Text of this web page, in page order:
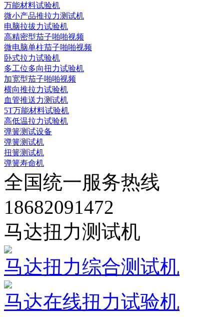
万能材料试验机
微小产品推拉力测试机
电脑拉拔力试验机
高精密型茄子啪啪视频
微电脑单柱茄子啪啪视频
卧式拉力试验机
多工位多向扭力试验机
加宽型茄子啪啪视频
横向推拉力试验机
血管推送力测试机
5T万能材料试验机
高低温拉力试验机
弹簧测试设备
弹簧测试机
扭簧测试机
弹簧寿命机
全国统一服务热线
18682091472
马达扭力测试机
马达扭力综合测试机
马达在线扭力试验机